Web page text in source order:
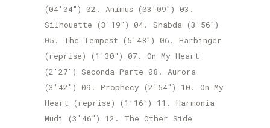
(04'04") 02. Animus (03'09") 03.
Silhouette (3'19") 04. Shabda (3'56")
05. The Tempest (5'48") 06. Harbinger
(reprise) (1'30") 07. On My Heart
(2'27") Seconda Parte 08. Aurora
(3'42") 09. Prophecy (2'54") 10. On My
Heart (reprise) (1'16") 11. Harmonia
Mudi (3'46") 12. The Other Side